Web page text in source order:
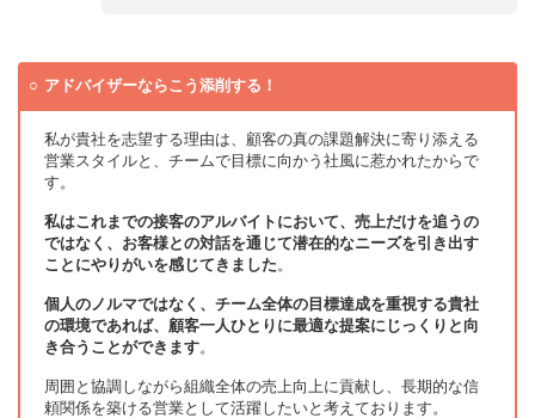
アドバイザーならこう添削する！
私が貴社を志望する理由は、顧客の真の課題解決に寄り添える
営業スタイルと、チームで目標に向かう社風に惹かれたからで
す。
私はこれまでの接客のアルバイトにおいて、売上だけを追うの
ではなく、お客様との対話を通じて潜在的なニーズを引き出す
ことにやりがいを感じてきました 。
個人のノルマではなく、チーム全体の目標達成を重視する貴社
の環境であれば、顧客一人ひとりに最適な提案にじっくりと向
き合うことができます。
周囲と協調しながら組織全体の売上向上に貢献し、長期的な信
頼関係を築ける営業として活躍したいと考えております。